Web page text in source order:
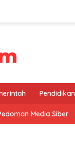
Pendidikan
Media Siber